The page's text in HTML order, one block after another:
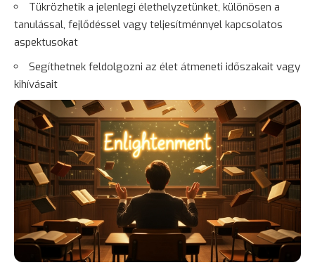
Tükrözhetik a jelenlegi élethelyzetünket, különösen a
tanulással, fejlődéssel vagy teljesítménnyel kapcsolatos
aspektusokat
Segíthetnek feldolgozni az élet átmeneti időszakait vagy
kihívásait